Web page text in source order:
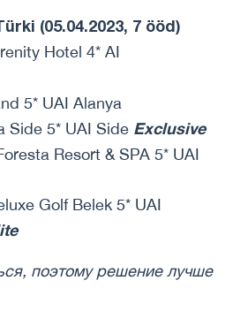
(05.04.2023, 7 ööd)
Hotel 4* AI
5* UAI Alanya
Side 5* UAI Side Exclusive
Resort & SPA 5* UAI
Golf Belek 5* UAI
поэтому решение лучше